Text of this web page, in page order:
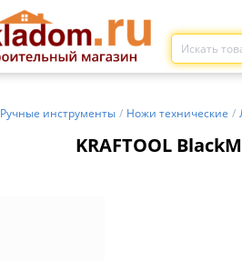
Ручные инструменты / Ножи технические /
KRAFTOOL